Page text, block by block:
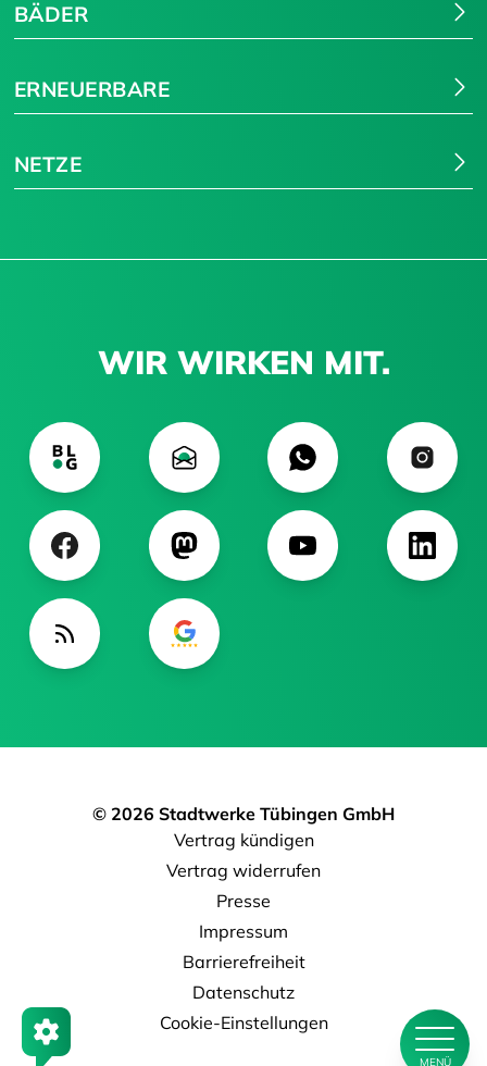
BÄDER
ERNEUERBARE
NETZE
WIR WIRKEN MIT.
© 2026 Stadtwerke Tübingen GmbH
Vertrag kündigen
Vertrag widerrufen
Presse
Impressum
Barrierefreiheit
Datenschutz
Cookie-Einstellungen
MENÜ